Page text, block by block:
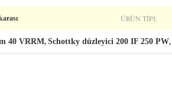
ÜRÜN TIPI:
40 VRRM, Schottky düzleyici 200 IF 250 PW,